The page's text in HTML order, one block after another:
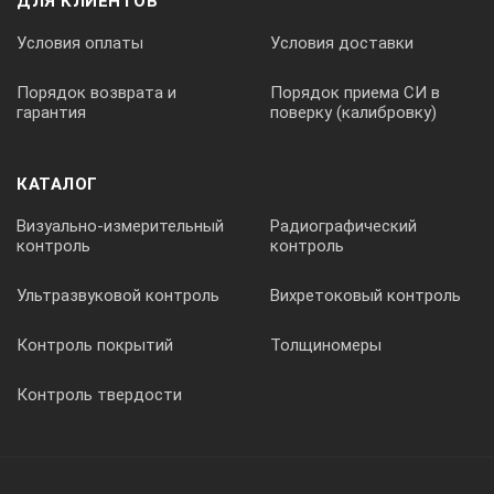
хроматическая аберрация L*a*b* и L*c*h*
Windows XP, Windows Vista, Windows 7
Условия оплаты Условия доставки
Порядок возврата и
гарантия
Порядок приема СИ в
поверку (калибровку)
КАТАЛОГ
Визуально-измерительный
контроль
Радиографический
контроль
Ультразвуковой контроль Вихретоковый контроль
Контроль покрытий Толщиномеры
Контроль твердости